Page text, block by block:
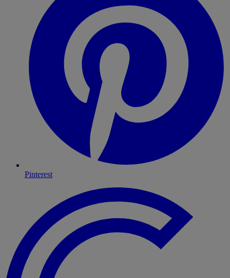
Pinterest